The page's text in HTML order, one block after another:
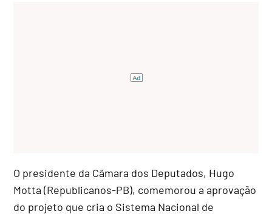
O presidente da Câmara dos Deputados, Hugo
Motta (Republicanos-PB), comemorou a aprovação
do projeto que cria o Sistema Nacional de